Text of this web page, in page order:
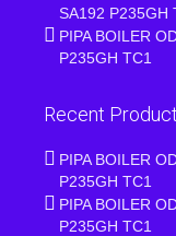
SA192 P235GH
PIPA BOILER
P235GH TC1
Recent Product
PIPA BOILER
P235GH TC1
PIPA BOILER
P235GH TC1